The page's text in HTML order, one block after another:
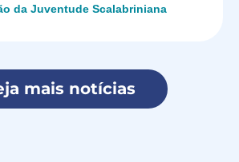
da Juventude Scalabriniana
mais notícias